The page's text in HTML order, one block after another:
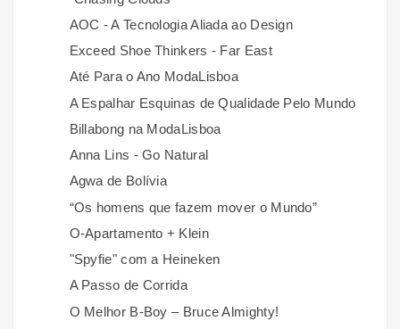
AOC - A Tecnologia Aliada ao Design
Exceed Shoe Thinkers - Far East
Até Para o Ano ModaLisboa
A Espalhar Esquinas de Qualidade Pelo Mundo
Billabong na ModaLisboa
Anna Lins - Go Natural
Agwa de Bolívia
“Os homens que fazem mover o Mundo”
O-Apartamento + Klein
"Spyfie" com a Heineken
A Passo de Corrida
O Melhor B-Boy – Bruce Almighty!